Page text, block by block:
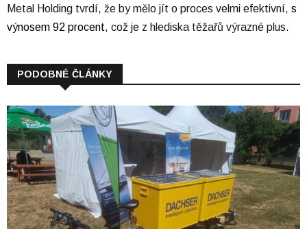
Metal Holding tvrdí, že by mělo jít o proces velmi efektivní, s
výnosem 92 procent, což je z hlediska těžařů výrazné plus.
PODOBNÉ ČLÁNKY